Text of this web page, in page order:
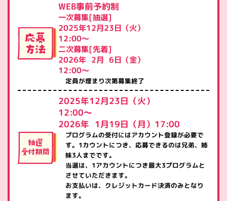
WEB事前予約制
一次募集[抽選]
2025年12月23日（火）
12:00～
二次募集[先着]
2026年 2月 6日（金）
12:00～
定員が埋まり次第募集終了
2025年12月23日（火）
12:00～
2026年 1月19日（月）17:00
プログラムの受付にはアカウント登録が必要で
す。 1カウントにつき、応募できるのは兄弟、姉
妹3人までです。
当選は、1アカウントにつき最大3プログラムと
させていただきます。
お支払いは、クレジットカード決済のみとなり
ます。